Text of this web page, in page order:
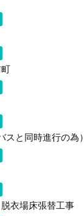
スと同時進行の為）
衣場床張替工事